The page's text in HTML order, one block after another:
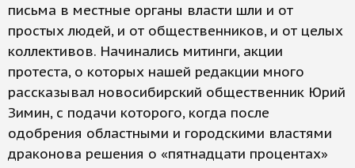
письма в местные органы власти шли и от
простых людей, и от общественников, и от целых
коллективов. Начинались митинги, акции
протеста, о которых нашей редакции много
рассказывал новосибирский общественник Юрий
Зимин, с подачи которого, когда после
одобрения областными и городскими властями
драконова решения о «пятнадцати процентах»